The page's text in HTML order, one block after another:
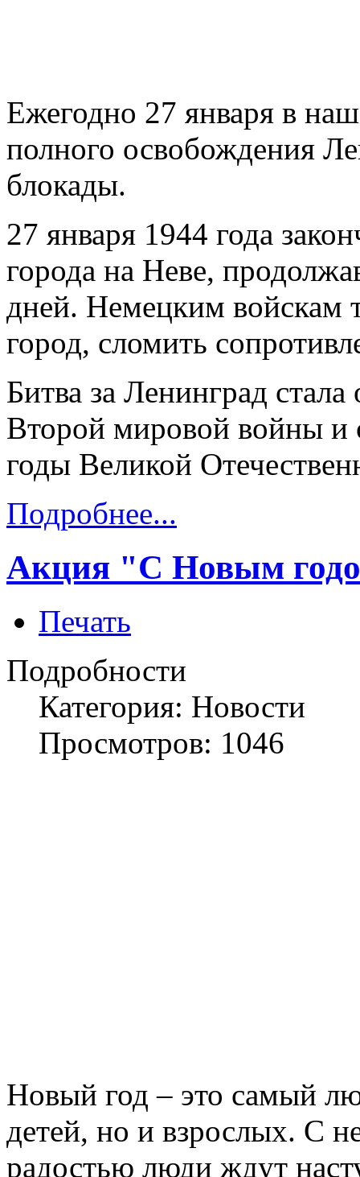
Ежегодно 27 января в
полного освобождения
блокады.
27 января 1944 года
города на Неве,
дней. Немецким войскам
город, сломить
Битва за Ленинград
Второй мировой войны
годы Великой
Подробнее...
Акция "С Новым
Печать
Подробности
Категория: Новости
Просмотров: 1046
Новый год – это самый
детей, но и взрослых. С
радостью люди ждут